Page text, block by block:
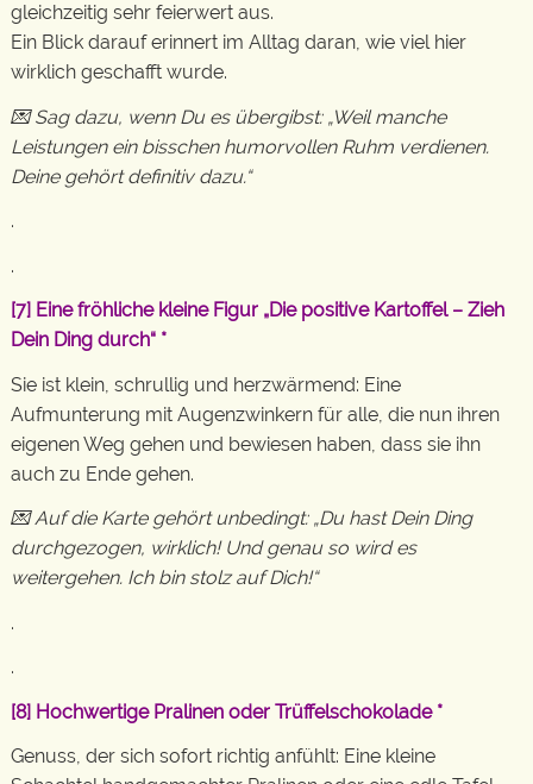
gleichzeitig sehr feierwert aus.
Ein Blick darauf erinnert im Alltag daran, wie viel hier
wirklich geschafft wurde.
💌 Sag dazu, wenn Du es übergibst: „Weil manche
Leistungen ein bisschen humorvollen Ruhm verdienen.
Deine gehört definitiv dazu.“
.
.
[7] Eine fröhliche kleine Figur „Die positive Kartoffel – Zieh
Dein Ding durch“ *
Sie ist klein, schrullig und herzwärmend: Eine
Aufmunterung mit Augenzwinkern für alle, die nun ihren
eigenen Weg gehen und bewiesen haben, dass sie ihn
auch zu Ende gehen.
💌 Auf die Karte gehört unbedingt: „Du hast Dein Ding
durchgezogen, wirklich! Und genau so wird es
weitergehen. Ich bin stolz auf Dich!“
.
.
[8] Hochwertige Pralinen oder Trüffelschokolade*
Genuss, der sich sofort richtig anfühlt: Eine kleine